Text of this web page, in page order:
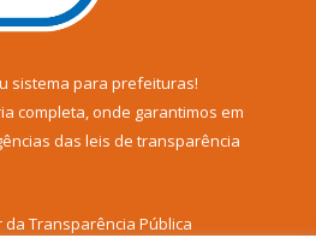
sistema para prefeituras!
completa, onde garantimos em
das leis de transparência
da Transparência Pública